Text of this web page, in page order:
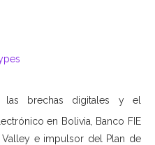
brechas digitales y el
en Bolivia, Banco FIE
e impulsor del Plan de